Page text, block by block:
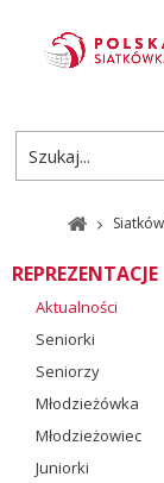
REPREZENTACJE
Aktualności
Seniorki
Seniorzy
Młodzieżówka
Młodzieżowiec
Juniorki